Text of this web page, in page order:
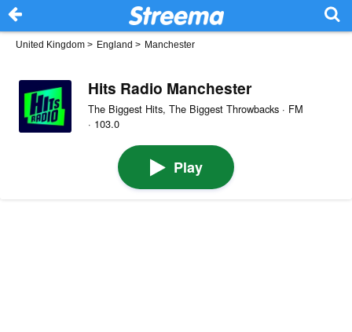
United Kingdom > England > Manchester
Hits Radio Manchester
The Biggest Hits, The Biggest Throwbacks · FM
· 103.0
Play